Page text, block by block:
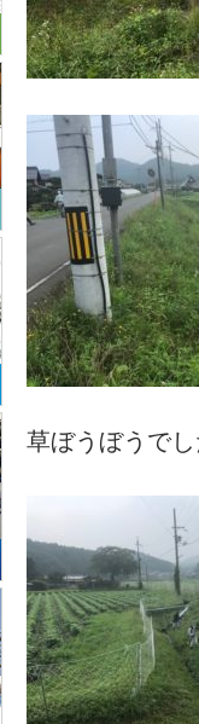
草ぼうぼうで